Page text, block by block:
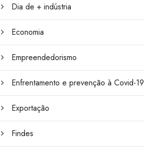
Dia de + indústria
Economia
Empreendedorismo
Enfrentamento e prevenção à Covid-19
Exportação
Findes